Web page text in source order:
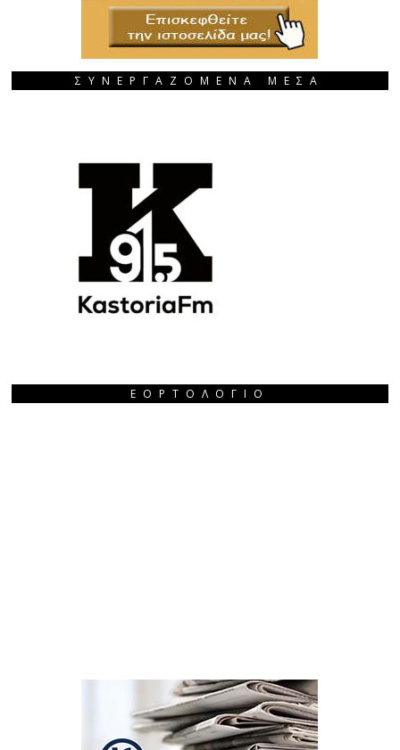
ΣΥΝΕΡΓΑΖΟΜΕΝΑ ΜΕΣΑ
ΕΟΡΤΟΛΌΓΙΟ